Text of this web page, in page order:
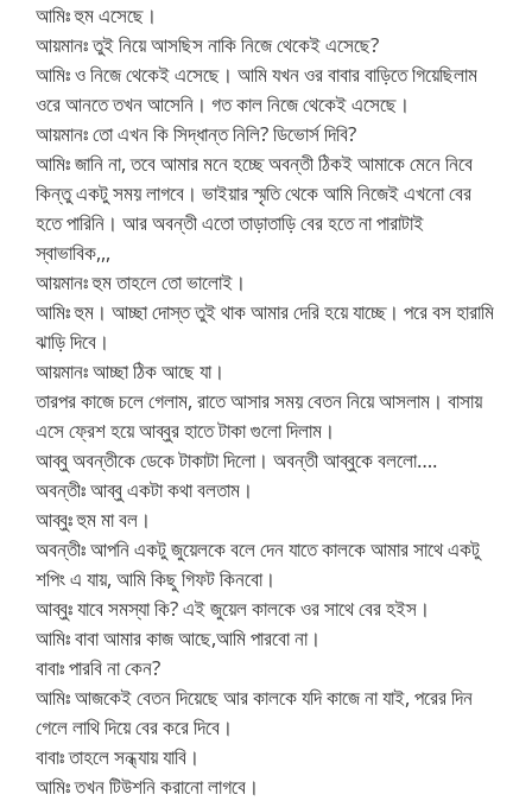
আমিঃ হুম এসেছে।
আয়মানঃ তুই নিয়ে আসছিস নাকি নিজে থেকেই এসেছে?
আমিঃ ও নিজে থেকেই এসেছে। আমি যখন ওর বাবার বাড়িতে গিয়েছিলাম
ওরে আনতে তখন আসেনি। গত কাল নিজে থেকেই এসেছে।
আয়মানঃ তো এখন কি সিদ্ধান্ত নিলি? ডিভোর্স দিবি?
আমিঃ জানি না, তবে আমার মনে হচ্ছে অবন্তী ঠিকই আমাকে মেনে নিবে
কিন্তু একটু সময় লাগবে। ভাইয়ার স্মৃতি থেকে আমি নিজেই এখনো বের
হতে পারিনি। আর অবন্তী এতো তাড়াতাড়ি বের হতে না পারাটাই
স্বাভাবিক,,,
আয়মানঃ হুম তাহলে তো ভালোই।
আমিঃ হুম। আচ্ছা দোস্ত তুই থাক আমার দেরি হয়ে যাচ্ছে। পরে বস হারামি
ঝাড়ি দিবে।
আয়মানঃ আচ্ছা ঠিক আছে যা।
তারপর কাজে চলে গেলাম, রাতে আসার সময় বেতন নিয়ে আসলাম। বাসায়
এসে ফ্রেশ হয়ে আব্বুর হাতে টাকা গুলো দিলাম।
আব্বু অবন্তীকে ডেকে টাকাটা দিলো। অবন্তী আব্বুকে বললো….
অবন্তীঃ আব্বু একটা কথা বলতাম।
আব্বুঃ হুম মা বল।
অবন্তীঃ আপনি একটু জুয়েলকে বলে দেন যাতে কালকে আমার সাথে একটু
শপিং এ যায়, আমি কিছু গিফট কিনবো।
আব্বুঃ যাবে সমস্যা কি? এই জুয়েল কালকে ওর সাথে বের হইস।
আমিঃ বাবা আমার কাজ আছে,আমি পারবো না।
বাবাঃ পারবি না কেন?
আমিঃ আজকেই বেতন দিয়েছে আর কালকে যদি কাজে না যাই, পরের দিন
গেলে লাথি দিয়ে বের করে দিবে।
বাবাঃ তাহলে সন্ধ্যায় যাবি।
আমিঃ তখন টিউশনি করানো লাগবে।